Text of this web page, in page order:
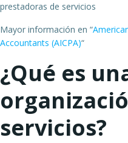
prestadoras de servicios
Mayor información en “
Accountants (AICPA)“
¿Qué es
servicios?